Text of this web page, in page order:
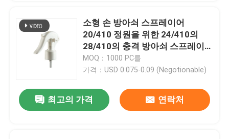
소형 손 방아쇠 스프레이어
20/410 정원을 위한 24/410의
28/410의 충격 방아쇠 스프레이
어
MOQ：1000 PC를
가격：USD 0.075-0.09 (Negotionable)
최고의 가격 연락처